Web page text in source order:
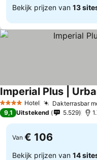
Bekijk prijzen van 13
4 SterrenHotel Dakterrasbar
Imperial Plus |
9,1 Uitstekend 5.529
Van € 106
Bekijk prijzen van 14